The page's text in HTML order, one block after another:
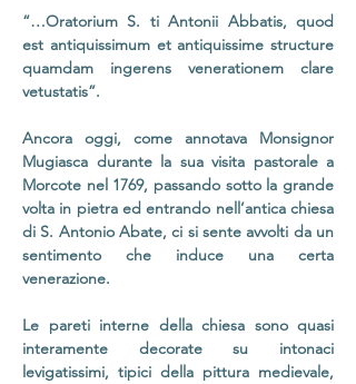
“…Oratorium S. ti Antonii Abbatis, quod
est antiquissimum et antiquissime structure
quamdam ingerens venerationem clare
vetustatis”.
Ancora oggi, come annotava Monsignor
Mugiasca durante la sua visita pastorale a
Morcote nel 1769, passando sotto la grande
volta in pietra ed entrando nell’antica chiesa
di S. Antonio Abate, ci si sente avvolti da un
sentimento che induce una certa
venerazione.
Le pareti interne della chiesa sono quasi
interamente decorate su intonaci
levigatissimi, tipici della pittura medievale,